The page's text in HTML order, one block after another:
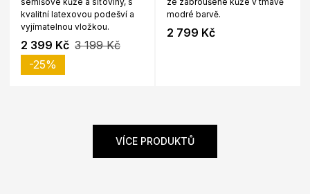
kvalitní latexovou podešví a
vyjímatelnou vložkou.
2 399 Kč 3 199 Kč
-25%
modré barvě.
2 799 Kč
VÍCE PRODUKTŮ